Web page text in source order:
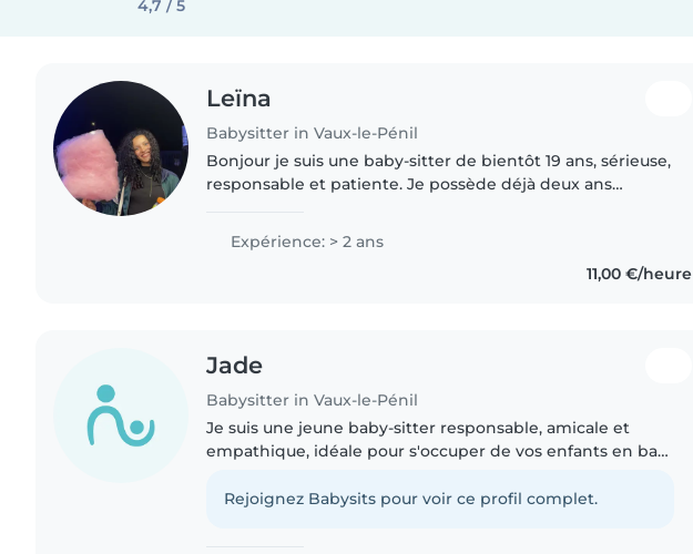
4,7 / 5
Leïna
Babysitter in Vaux-le-Pénil
Bonjour je suis une baby-sitter de bientôt 19 ans, sérieuse,
responsable et patiente. Je possède déjà deux ans
l'aise avec..
Expérience: > 2 ans
11,00 €/heure
Jade
Babysitter in Vaux-le-Pénil
Je suis une jeune baby-sitter responsable, amicale et
empathique, idéale pour s'occuper de vos enfants en bas
par le dessin,..
Rejoignez Babysits pour voir ce profil complet.